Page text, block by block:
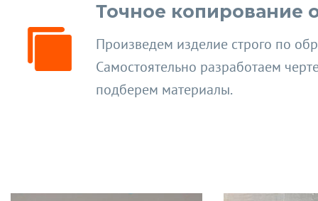
Точное копирование
Произведем изделие строго по
Самостоятельно разработаем
подберем материалы.